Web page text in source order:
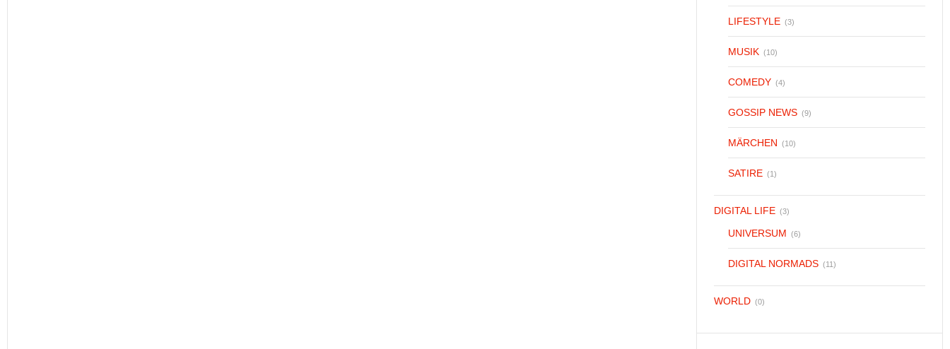
LIFESTYLE (3)
MUSIK (10)
COMEDY (4)
GOSSIP NEWS (9)
MÄRCHEN (10)
SATIRE (1)
DIGITAL LIFE (3)
UNIVERSUM (6)
DIGITAL NORMADS (11)
WORLD (0)